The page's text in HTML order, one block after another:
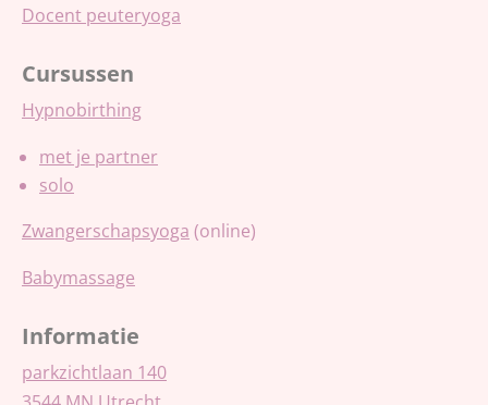
Docent peuteryoga
Cursussen
Hypnobirthing
met je partner
solo
Zwangerschapsyoga (online)
Babymassage
Informatie
parkzichtlaan 140